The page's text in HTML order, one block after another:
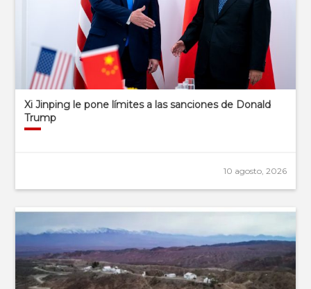
Xi Jinping le pone límites a las sanciones de Donald
Trump
10 agosto, 2026